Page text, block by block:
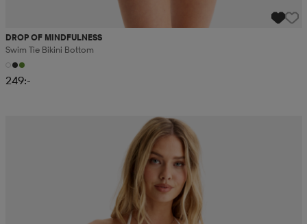
DROP OF MINDFULNESS
Swim Tie Bikini Bottom
249:-